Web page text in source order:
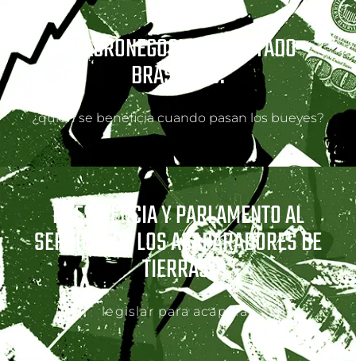
EL AGRONEGOCIO Y EL ESTADO
BRASILEÑO:
¿quién se beneficia cuando pasan los bueyes?
PRESIDENCIA Y PARLAMENTO AL
SERVICIO DE LOS ACAPARADORES DE
TIERRAS:
legislar para acaparar